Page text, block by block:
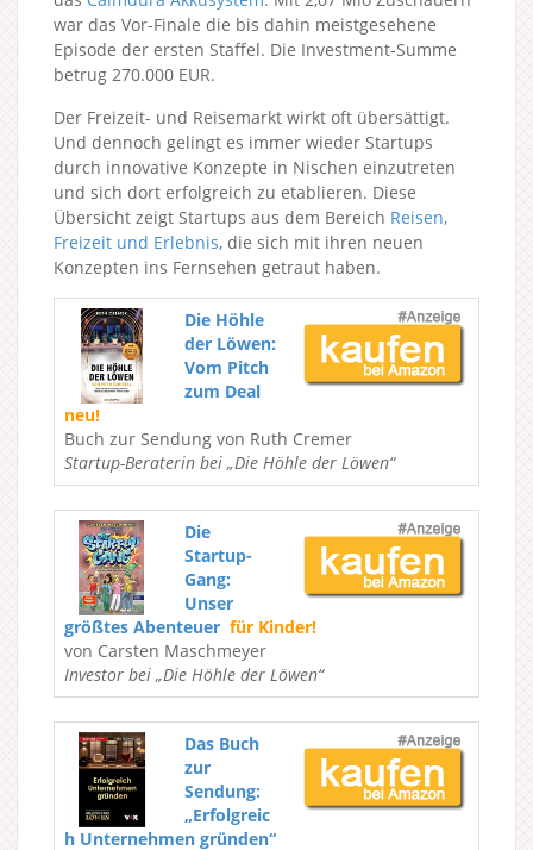
war das Vor-Finale die bis dahin meistgesehene
Episode der ersten Staffel. Die Investment-Summe
betrug 270.000 EUR.
Der Freizeit- und Reisemarkt wirkt oft übersättigt.
Und dennoch gelingt es immer wieder Startups
durch innovative Konzepte in Nischen einzutreten
und sich dort erfolgreich zu etablieren. Diese
Übersicht zeigt Startups aus dem Bereich Reisen,
Freizeit und Erlebnis, die sich mit ihren neuen
Konzepten ins Fernsehen getraut haben.
Die Höhle
der Löwen:
Vom Pitch
zum Deal
neu!
Buch zur Sendung von Ruth Cremer
Startup-Beraterin bei „Die Höhle der Löwen“
Die
Startup-
Gang:
Unser
größtes Abenteuer für Kinder!
von Carsten Maschmeyer
Investor bei „Die Höhle der Löwen“
Das Buch
zur
Sendung:
„Erfolgreic
h Unternehmen gründen“